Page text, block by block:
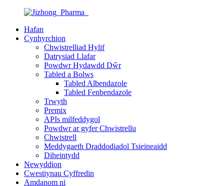
Hafan
Cynhyrchion
Chwistrelliad Hylif
Datrysiad Llafar
Powdwr Hydawdd Dŵr
Tabled a Bolws
Tabled Albendazole
Tabled Fenbendazole
Trwyth
Premix
APIs milfeddygol
Powdwr ar gyfer Chwistrellu
Chwistrell
Meddygaeth Draddodiadol Tsieineaidd
Diheintydd
Newyddion
Cwestiynau Cyffredin
Amdanom ni